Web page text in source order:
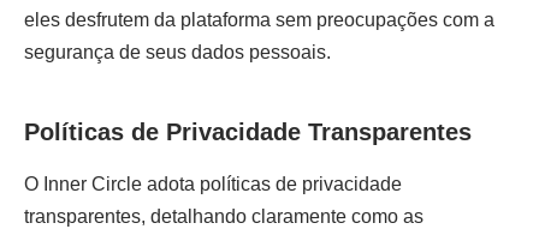
eles desfrutem da plataforma sem preocupações com a
segurança de seus dados pessoais.
Políticas de Privacidade Transparentes
O Inner Circle adota políticas de privacidade
transparentes, detalhando claramente como as